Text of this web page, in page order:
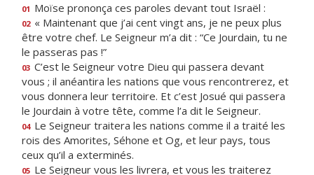
01 Moïse prononça ces paroles devant tout Israël :
02 « Maintenant que j’ai cent vingt ans, je ne peux plus
être votre chef. Le Seigneur m’a dit : “Ce Jourdain, tu ne
le passeras pas !”
03 C’est le Seigneur votre Dieu qui passera devant
vous ; il anéantira les nations que vous rencontrerez, et
vous donnera leur territoire. Et c’est Josué qui passera
le Jourdain à votre tête, comme l’a dit le Seigneur.
04 Le Seigneur traitera les nations comme il a traité les
rois des Amorites, Séhone et Og, et leur pays, tous
ceux qu’il a exterminés.
05 Le Seigneur vous les livrera, et vous les traiterez